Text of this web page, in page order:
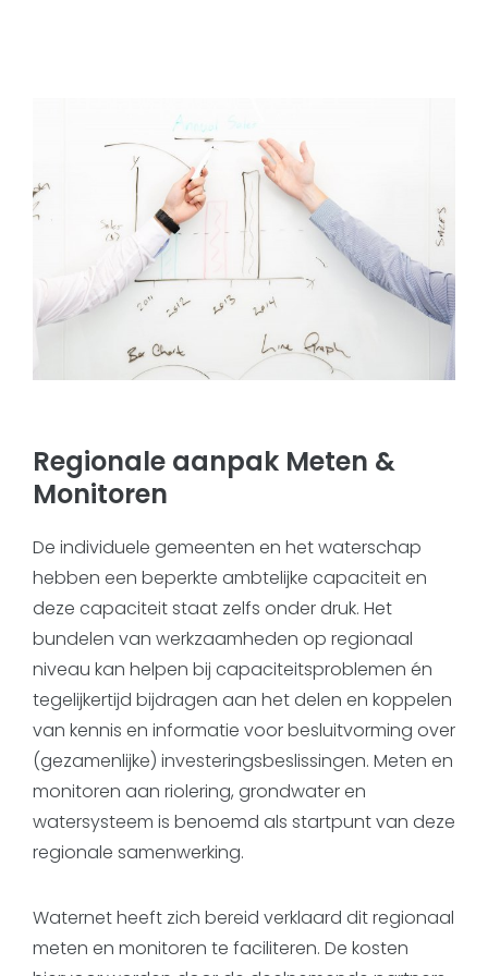
Regionale aanpak Meten &
Monitoren
De individuele gemeenten en het waterschap
hebben een beperkte ambtelijke capaciteit en
deze capaciteit staat zelfs onder druk. Het
bundelen van werkzaamheden op regionaal
niveau kan helpen bij capaciteitsproblemen én
tegelijkertijd bijdragen aan het delen en koppelen
van kennis en informatie voor besluitvorming over
(gezamenlijke) investeringsbeslissingen. Meten en
monitoren aan riolering, grondwater en
watersysteem is benoemd als startpunt van deze
regionale samenwerking.
Waternet heeft zich bereid verklaard dit regionaal
meten en monitoren te faciliteren. De kosten